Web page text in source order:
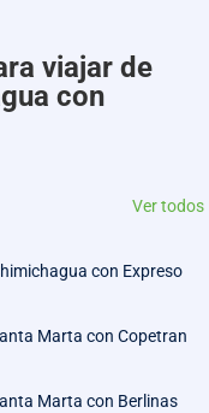
viajar de
con
Ver todos
con Expreso
Marta con Copetran
Marta con Berlinas